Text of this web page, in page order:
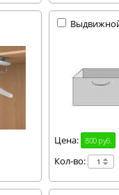
Цена: 800 руб.
Кол-во: